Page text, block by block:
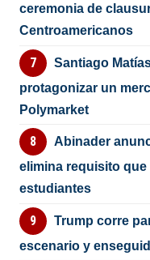
ceremonia de
Centroamericanos
Santiago
protagonizar un
Polymarket
Abinader
elimina requisito
estudiantes
Trump corre
escenario y